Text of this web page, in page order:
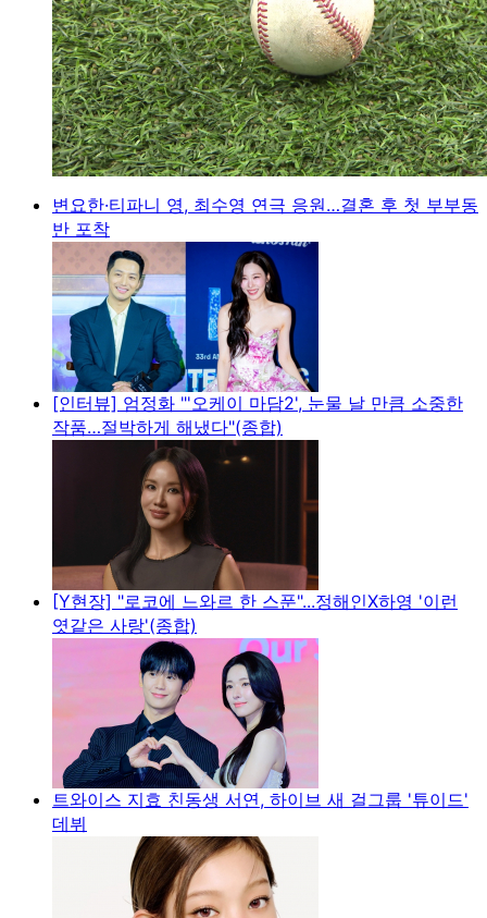
변요한·티파니 영, 최수영 연극 응원…결혼 후 첫 부부동
반 포착
[인터뷰] 엄정화 "'오케이 마담2', 눈물 날 만큼 소중한
작품…절박하게 해냈다"(종합)
[Y현장] "로코에 느와르 한 스푼"...정해인X하영 '이런
엿같은 사랑'(종합)
트와이스 지효 친동생 서연, 하이브 새 걸그룹 '튜이드'
데뷔